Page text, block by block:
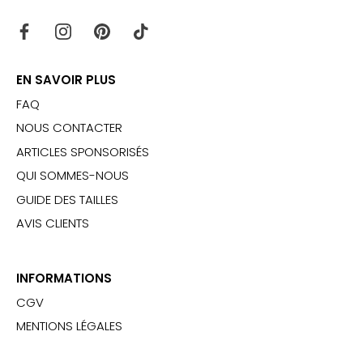
EN SAVOIR PLUS
FAQ
NOUS CONTACTER
ARTICLES SPONSORISÉS
QUI SOMMES-NOUS
GUIDE DES TAILLES
AVIS CLIENTS
INFORMATIONS
CGV
MENTIONS LÉGALES